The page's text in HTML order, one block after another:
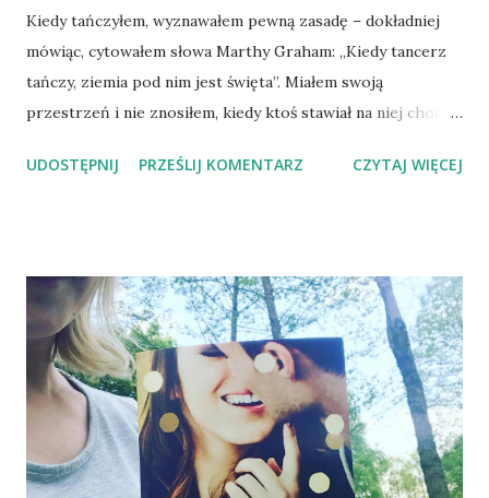
Kiedy tańczyłem, wyznawałem pewną zasadę – dokładniej
mówiąc, cytowałem słowa Marthy Graham: „Kiedy tancerz
tańczy, ziemia pod nim jest święta”. Miałem swoją
przestrzeń i nie znosiłem, kiedy ktoś stawiał na niej chociaż
życiu osobistym, choć po wczorajszych przejściach
Poznałem dziewczynę, która nagle jednym swoim
uśmiechem zburzyła we mnie mur, który budowałem przez
poprzednie trzydzieści lat. A ona pojawiła się w ruinach i
złamała tego twardziela, którym byłem. „Nauczyciel tańca”
to powieść obyczajowa z wątkiem romantycznym, a może
bardziej romans z elementami obyczajowymi, wydana
nakładem Wydawnictwa Lira, którą Anna Dąbrowska
UDOSTĘPNIJ PRZEŚLIJ KOMENTARZ CZYTAJ WIĘCEJ